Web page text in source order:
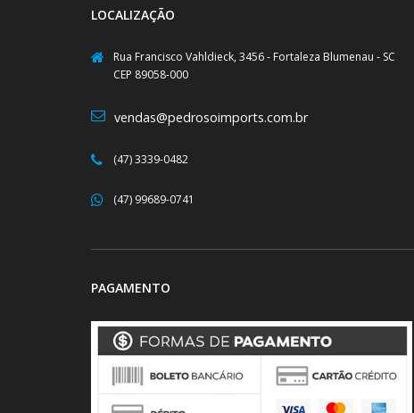
LOCALIZAÇÃO
Rua Francisco Vahldieck, 3456 - Fortaleza Blumenau - SC
CEP 89058-000
vendas@pedrosoimports.com.br
(47) 3339-0482
(47) 99689-0741
PAGAMENTO